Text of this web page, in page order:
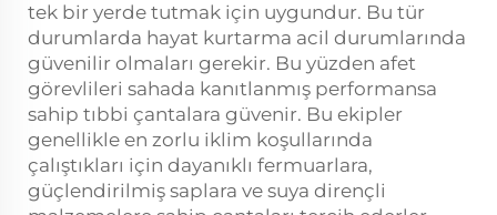
tek bir yerde tutmak için uygundur. Bu tür
durumlarda hayat kurtarma acil durumlarında
güvenilir olmaları gerekir. Bu yüzden afet
görevlileri sahada kanıtlanmış performansa
sahip tıbbi çantalara güvenir. Bu ekipler
genellikle en zorlu iklim koşullarında
çalıştıkları için dayanıklı fermuarlara,
güçlendirilmiş saplara ve suya dirençli